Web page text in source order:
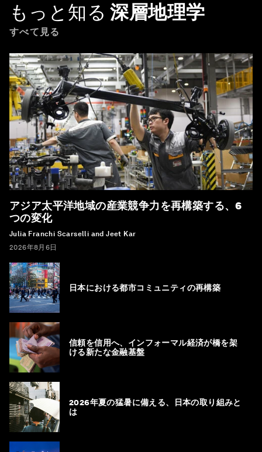
もっと知る 深層地理学
すべて見る
アジア太平洋地域の産業競争力を再構築する、6
つの変化
Julia Franchi Scarselli and Jeet Kar
2026年8月6日
日本における都市コミュニティの再構築
信頼を信用へ、インフォーマル経済が橋を架
ける新たな金融基盤
2026年夏の猛暑に備える、日本の取り組みと
は